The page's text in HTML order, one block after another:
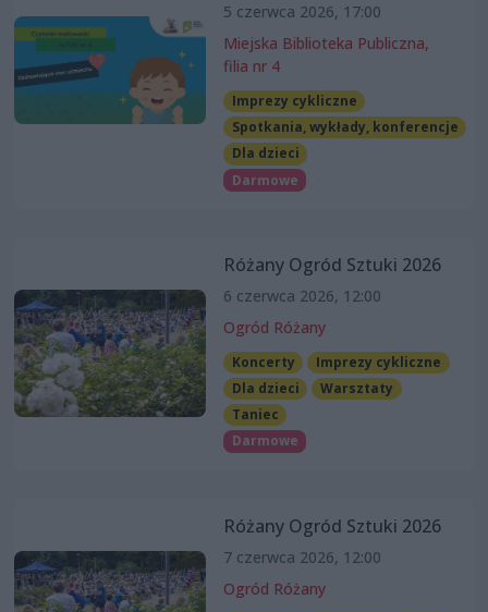
5 czerwca 2026, 17:00
Miejska Biblioteka Publiczna,
filia nr 4
Imprezy cykliczne
Spotkania, wykłady, konferencje
Dla dzieci
Darmowe
Różany Ogród Sztuki 2026
6 czerwca 2026, 12:00
Ogród Różany
Koncerty
Imprezy cykliczne
Dla dzieci
Warsztaty
Taniec
Darmowe
Różany Ogród Sztuki 2026
7 czerwca 2026, 12:00
Ogród Różany